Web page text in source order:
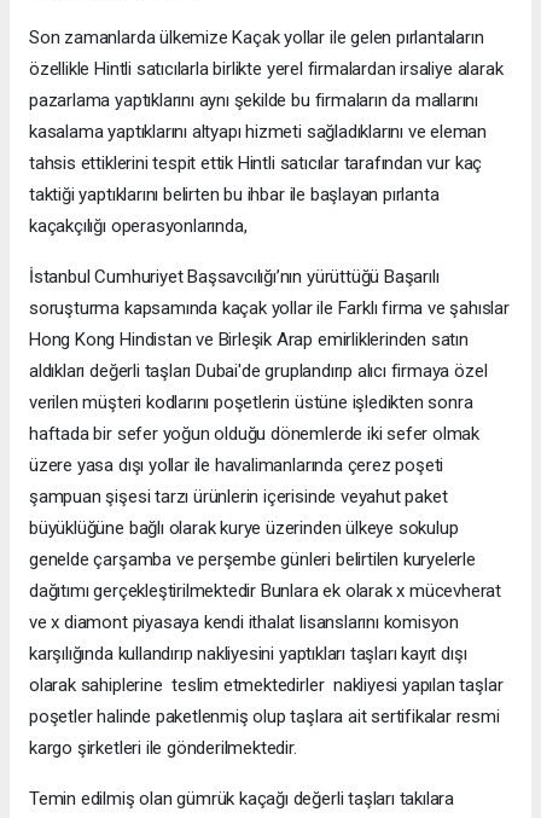
Son zamanlarda ülkemize Kaçak yollar ile gelen pırlantaların
özellikle Hintli satıcılarla birlikte yerel firmalardan irsaliye alarak
pazarlama yaptıklarını aynı şekilde bu firmaların da mallarını
kasalama yaptıklarını altyapı hizmeti sağladıklarını ve eleman
tahsis ettiklerini tespit ettik Hintli satıcılar tarafından vur kaç
taktiği yaptıklarını belirten bu ihbar ile başlayan pırlanta
kaçakçılığı operasyonlarında,
İstanbul Cumhuriyet Başsavcılığı’nın yürüttüğü Başarılı
soruşturma kapsamında kaçak yollar ile Farklı firma ve şahıslar
Hong Kong Hindistan ve Birleşik Arap emirliklerinden satın
aldıkları değerli taşları Dubai'de gruplandırıp alıcı firmaya özel
verilen müşteri kodlarını poşetlerin üstüne işledikten sonra
haftada bir sefer yoğun olduğu dönemlerde iki sefer olmak
üzere yasa dışı yollar ile havalimanlarında çerez poşeti
şampuan şişesi tarzı ürünlerin içerisinde veyahut paket
büyüklüğüne bağlı olarak kurye üzerinden ülkeye sokulup
genelde çarşamba ve perşembe günleri belirtilen kuryelerle
dağıtımı gerçekleştirilmektedir Bunlara ek olarak x mücevherat
ve x diamont piyasaya kendi ithalat lisanslarını komisyon
karşılığında kullandırıp nakliyesini yaptıkları taşları kayıt dışı
olarak sahiplerine teslim etmektedirler nakliyesi yapılan taşlar
poşetler halinde paketlenmiş olup taşlara ait sertifikalar resmi
kargo şirketleri ile gönderilmektedir.
Temin edilmiş olan gümrük kaçağı değerli taşları takılara